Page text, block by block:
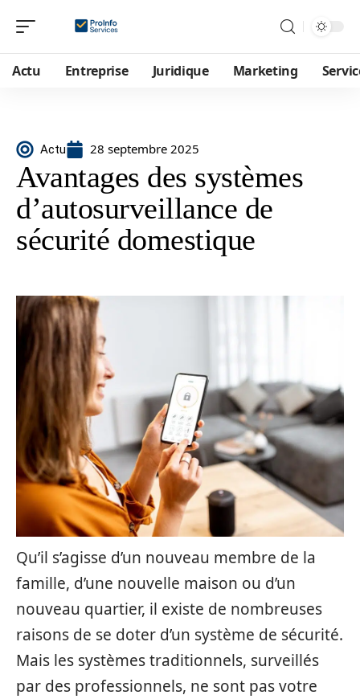
Actu Entreprise Juridique Marketing
Actu 28 septembre 2025
Avantages des systèmes
d’autosurveillance de
sécurité domestique
Qu’il s’agisse d’un nouveau membre de la
famille, d’une nouvelle maison ou d’un
nouveau quartier, il existe de nombreuses
raisons de se doter d’un système de sécurité.
Mais les systèmes traditionnels, surveillés
par des professionnels, ne sont pas votre